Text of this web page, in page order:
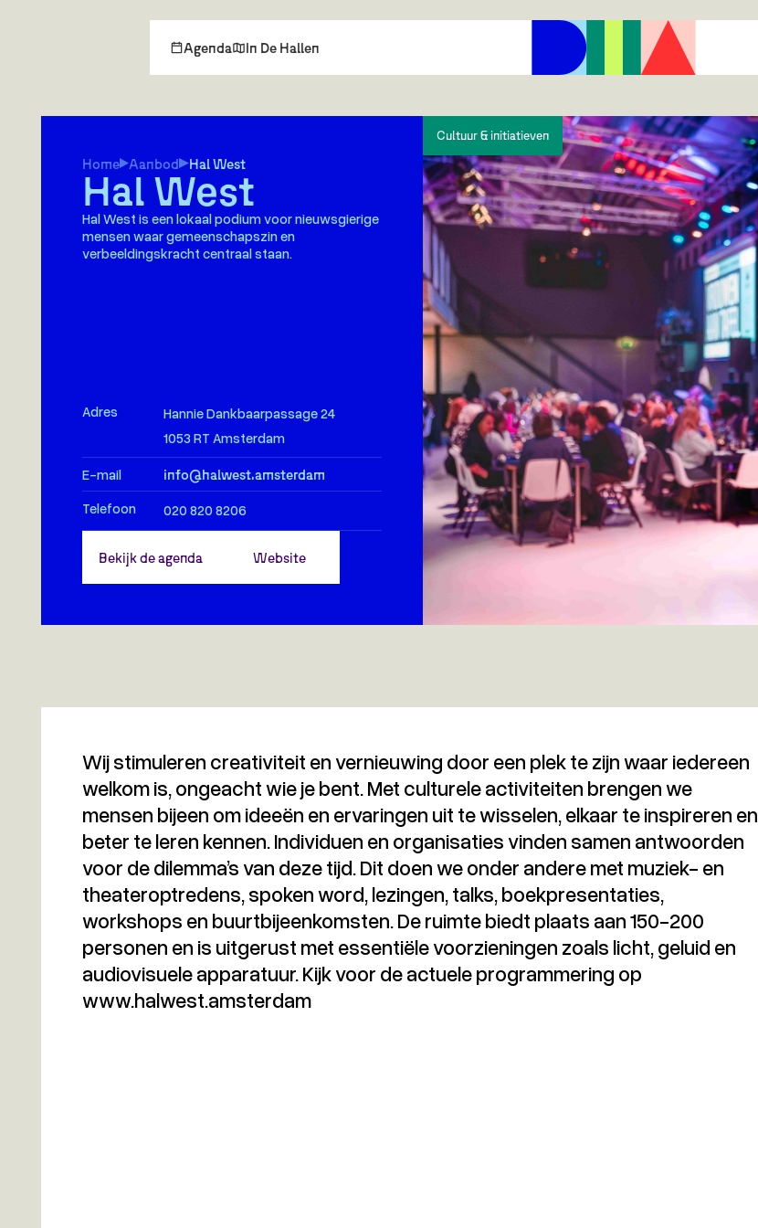
Agenda In De Hallen
Home Aanbod Hal West
Hal West
Hal West is een lokaal podium voor nieuwsgierige
mensen waar gemeenschapszin en
verbeeldingskracht centraal staan.
Adres
Hannie Dankbaarpassage 24
1053 RT Amsterdam
E-mail info@halwest.amsterdam
Telefoon 020 820 8206
Bekijk de agenda Website
Cultuur & initiatieven
Wij stimuleren creativiteit en vernieuwing door een plek te zijn waar iedereen
welkom is, ongeacht wie je bent. Met culturele activiteiten brengen we
mensen bijeen om ideeën en ervaringen uit te wisselen, elkaar te inspireren en
beter te leren kennen. Individuen en organisaties vinden samen antwoorden
voor de dilemma’s van deze tijd. Dit doen we onder andere met muziek- en
theateroptredens, spoken word, lezingen, talks, boekpresentaties,
workshops en buurtbijeenkomsten. De ruimte biedt plaats aan 150-200
personen en is uitgerust met essentiële voorzieningen zoals licht, geluid en
audiovisuele apparatuur. Kijk voor de actuele programmering op
www.halwest.amsterdam